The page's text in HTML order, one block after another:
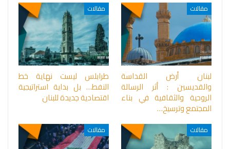
مقالات
لبنان أرض القداسة
والقديسين : أثر الرسالة
الروحية والثقافية في بناء
المجتمع وترسيخ…
مقالات
طرابلس ليست نهاية خط
النفط… بل بداية استراتيجية
اقتصادية جديدة للبنان
مقالات مقالات